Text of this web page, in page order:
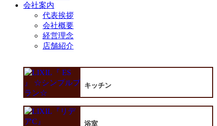
会社案内
代表挨拶
会社概要
経営理念
店舗紹介
キッチン
浴室